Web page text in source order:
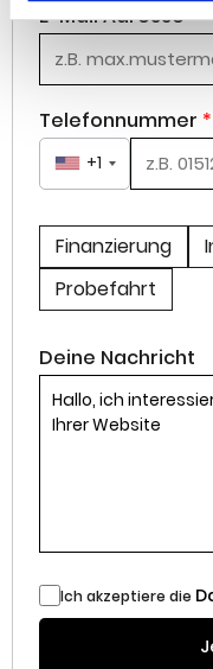
E-Mail Adresse*
Telefonnummer *
+1
Finanzierung
Probefahrt
Deine Nachricht
Ich akzeptiere die